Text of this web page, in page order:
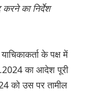
करने का निर्देश
के पक्ष में
का आदेश पूरी
को उस पर तामील